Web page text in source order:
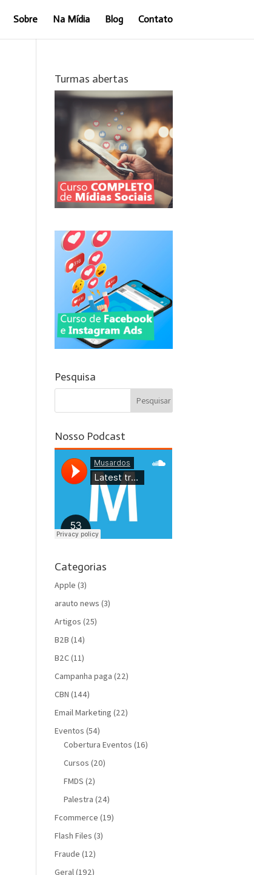
Sobre Na Mídia Blog Contato
Turmas abertas
Pesquisa
Nosso Podcast
Categorias
Apple (3)
arauto news (3)
Artigos (25)
B2B (14)
B2C(11)
Campanha paga (22)
CBN (144)
Email Marketing (22)
Eventos (54)
Cobertura Eventos (16)
Cursos (20)
FMDS (2)
Palestra (24)
Fcommerce (19)
Flash Files (3)
Fraude (12)
Geral(192)